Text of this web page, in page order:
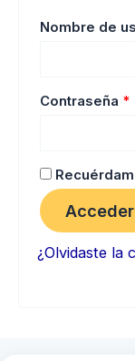
Nombre de
Contraseña *
Acceder
¿Olvidaste la